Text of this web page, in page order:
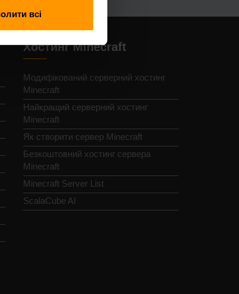
всі
Хостинг Minecraft
Модифікований серверний хостинг
Minecraft
Найкращий серверний хостинг
Minecraft
Як створити сервер Minecraft
Безкоштовний хостинг сервера
Minecraft
Minecraft Server List
ScalaCube AI